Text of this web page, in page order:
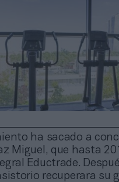
ha sacado a
Miguel, que hasta
Eductrade.
recuperara su